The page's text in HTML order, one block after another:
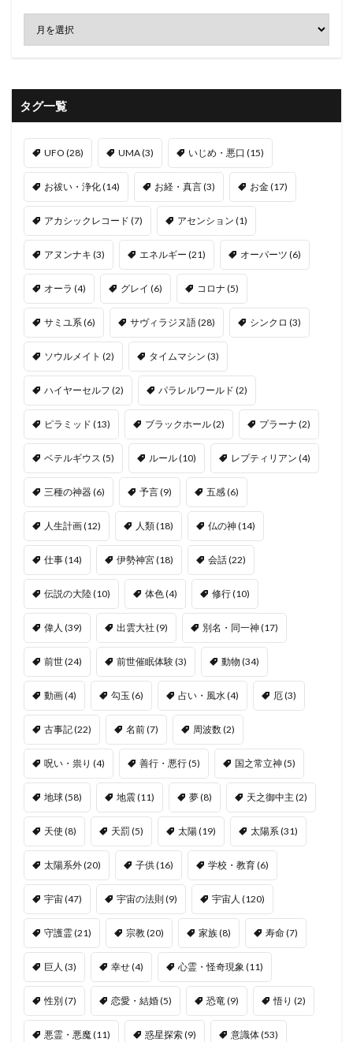
タグ一覧
UFO (28) UMA(3) いじめ・悪口 (15)
お祓い・浄化(14) お経・真言(3) お金(17)
アカシックレコード (7) アセンション (1)
アヌンナキ (3) エネルギー (21) オーパーツ (6)
オーラ (4) グレイ (6) コロナ (5)
サミユ系(6) サヴィラジヌ語(28) シンクロ (3)
ソウルメイト (2) タイムマシン (3)
ハイヤーセルフ (2) パラレルワールド (2)
ピラミッド (13) ブラックホール(2) プラーナ (2)
ベテルギウス (5) ルール(10) レプティリアン (4)
三種の神器(6) 予言(9) 五感(6)
人生計画(12) 人類(18) 仏の神(14)
仕事(14) 伊勢神宮(18) 会話(22)
伝説の大陸(10) 体色(4) 修行(10)
偉人 (39) 出雲大社 (9) 別名・同一神(17)
前世(24) 前世催眠体験(3) 動物 (34)
動画(4) 勾玉 (6) 占い・風水(4) 厄(3)
古事記(22) 名前(7) 周波数(2)
呪い・祟り (4) 善行・悪行(5) 国之常立神(5)
地球(58) 地震(11) 夢(8) 天之御中主 (2)
天使 (8) 天罰 (5) 太陽(19) 太陽系(31)
太陽系外(20) 子供(16) 学校・教育(6)
宇宙(47) 宇宙の法則 (9) 宇宙人 (120)
守護霊(21) 宗教(20) 家族(8) 寿命(7)
巨人 (3) 幸せ(4) 心霊・怪奇現象 (11)
性別 (7) 恋愛・結婚(5) 恐竜(9) 悟り (2)
悪霊・悪魔(11) 惑星探索(9) 意識体(53)